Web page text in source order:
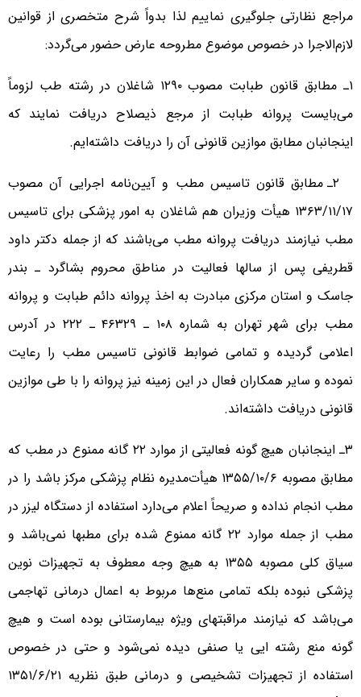
مراجع نظارتی جلوگیری نماییم لذا بدواً شرح متخصری از قوانین
لازم‌الاجرا در خصوص موضوع مطروحه عارض حضور می‌گردد:
۱ـ مطابق قانون طبابت مصوب ۱۲۹۰ شاغلان در رشته طب لزوماً
می‌بایست پروانه طبابت از مرجع ذیصلاح دریافت نمایند که
اینجانبان مطابق موازین قانونی آن را دریافت داشته‌ایم.
۲ـ مطابق قانون تاسیس مطب و آیین‌نامه اجرایی آن مصوب
۱۳۶۳/۱۱/۱۷ هیأت وزیران هم شاغلان به امور پزشکی برای تاسیس
مطب نیازمند دریافت پروانه مطب می‌باشند که از جمله دکتر داود
قطریفی پس از سالها فعالیت در مناطق محروم بشاگرد ـ بندر
جاسک و استان مرکزی مبادرت به اخذ پروانه دائم طبابت و پروانه
مطب برای شهر تهران به شماره ۱۰۸ ـ ۴۶۳۲۹ ـ ۲۲۲ در آدرس
اعلامی گردیده و تمامی ضوابط قانونی تاسیس مطب را رعایت
نموده و سایر همکاران فعال در این زمینه نیز پروانه را با طی موازین
قانونی دریافت داشته‌اند.
۳ـ اینجانبان هیچ گونه فعالیتی از موارد ۲۲ گانه ممنوع در مطب که
مطابق مصوبه ۱۳۵۵/۱۰/۶ هیأت‌مدیره نظام پزشکی مرکز باشد را در
مطب انجام نداده و صریحاً اعلام می‌دارد استفاده از دستگاه لیزر در
مطب از جمله موارد ۲۲ گانه ممنوع شده برای مطبها نمی‌باشد و
سیاق کلی مصوبه ۱۳۵۵ به هیچ وجه معطوف به تجهیزات نوین
پزشکی نبوده بلکه تمامی منع‌ها مربوط به اعمال درمانی تهاجمی
می‌باشد که نیازمند مراقبتهای ویژه بیمارستانی بوده است و هیچ
گونه منع رشته ایی یا صنفی دیده نمی‌شود و حتی در خصوص
استفاده از تجهیزات تشخیصی و درمانی طبق نظریه ۱۳۵۱/۶/۲۱